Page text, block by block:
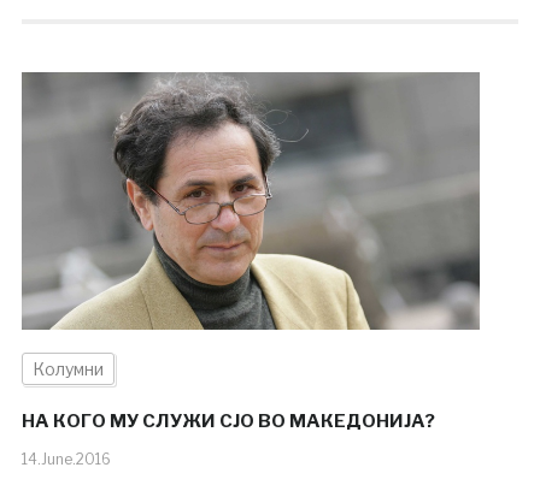
Колумни
НА КОГО МУ СЛУЖИ СЈО ВО МАКЕДОНИЈА?
14.June.2016